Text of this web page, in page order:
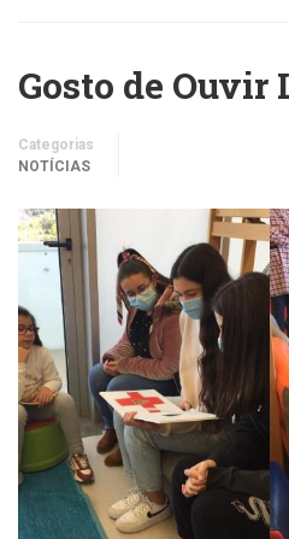
Gosto de Ouvir
Categorias
NOTÍCIAS